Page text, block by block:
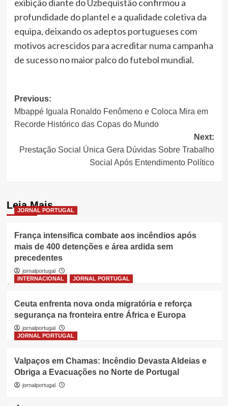
exibição diante do Uzbequistão confirmou a
profundidade do plantel e a qualidade coletiva da
equipa, deixando os adeptos portugueses com
motivos acrescidos para acreditar numa campanha
de sucesso no maior palco do futebol mundial.
Post
navigation
Previous:
Mbappé Iguala Ronaldo Fenômeno e Coloca Mira em
Recorde Histórico das Copas do Mundo
Next:
Prestação Social Única Gera Dúvidas Sobre Trabalho
Social Após Entendimento Político
Leia Mais
JORNAL PORTUGAL
França intensifica combate aos incêndios após
mais de 400 detenções e área ardida sem
precedentes
jornalportugal
INTERNACIONAL
JORNAL PORTUGAL
Ceuta enfrenta nova onda migratória e reforça
segurança na fronteira entre África e Europa
jornalportugal
JORNAL PORTUGAL
Valpaços em Chamas: Incêndio Devasta Aldeias e
Obriga a Evacuações no Norte de Portugal
jornalportugal